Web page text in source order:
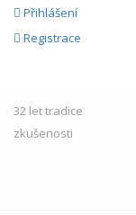
Přihlášení
Registrace
32 lettradice
zkušenosti